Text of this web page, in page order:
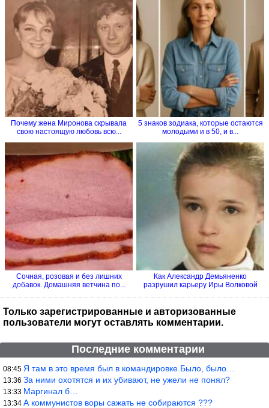
Почему жена Миронова скрывала
свою настоящую любовь всю...
5 знаков зодиака, которые остаются
молодыми и в 50, и в...
Сочная, розовая и без лишних
добавок. Домашняя ветчина по...
Как Александр Демьяненко
разрушил карьеру Иры Волковой
Только зарегистрированные и авторизованные
пользователи могут оставлять комментарии.
Последние комментарии
08:45 Я там в это время был в командировке.Было, было…
13:36 За ними охотятся и их убивают, не ужели не понял?
13:33 Маргинал б…
13:34 А коммунистов воры сажать не собираются ???